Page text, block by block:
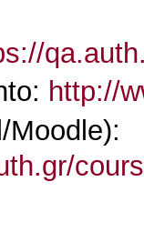
http://
Moodle):